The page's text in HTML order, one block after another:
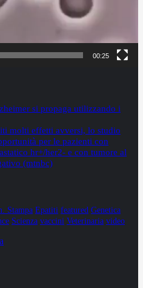
00:25
si propaga utilizzando i
molti effetti avversi, lo studio
per le pazienti con
hr+/her2- e con tumore al
(mtnbc)
Stampa Epatiti featured Genetica
Scienza vaccini Veterinaria video